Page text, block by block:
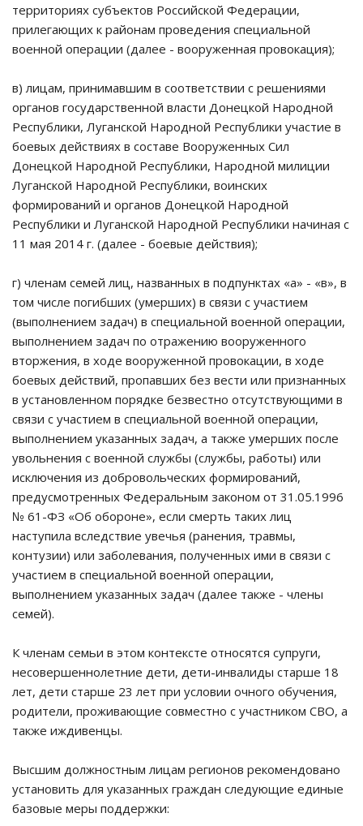
территориях субъектов Российской Федерации,
прилегающих к районам проведения специальной
военной операции (далее - вооруженная провокация);
в) лицам, принимавшим в соответствии с решениями
органов государственной власти Донецкой Народной
Республики, Луганской Народной Республики участие в
боевых действиях в составе Вооруженных Сил
Донецкой Народной Республики, Народной милиции
Луганской Народной Республики, воинских
формирований и органов Донецкой Народной
Республики и Луганской Народной Республики начиная с
11 мая 2014 г. (далее - боевые действия);
г) членам семей лиц, названных в подпунктах «а» - «в», в
том числе погибших (умерших) в связи с участием
(выполнением задач) в специальной военной операции,
выполнением задач по отражению вооруженного
вторжения, в ходе вооруженной провокации, в ходе
боевых действий, пропавших без вести или признанных
в установленном порядке безвестно отсутствующими в
связи с участием в специальной военной операции,
выполнением указанных задач, а также умерших после
увольнения с военной службы (службы, работы) или
исключения из добровольческих формирований,
предусмотренных Федеральным законом от 31.05.1996
№ 61-ФЗ «Об обороне», если смерть таких лиц
наступила вследствие увечья (ранения, травмы,
контузии) или заболевания, полученных ими в связи с
участием в специальной военной операции,
выполнением указанных задач (далее также - члены
семей).
К членам семьи в этом контексте относятся супруги,
несовершеннолетние дети, дети-инвалиды старше 18
лет, дети старше 23 лет при условии очного обучения,
родители, проживающие совместно с участником СВО, а
также иждивенцы.
Высшим должностным лицам регионов рекомендовано
установить для указанных граждан следующие единые
базовые меры поддержки: